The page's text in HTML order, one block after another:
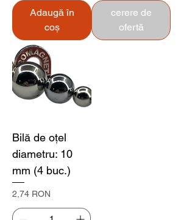
Adaugă în
coș
cerere de
ofertă
Bilă de oțel
diametru: 10
mm (4 buc.)
Preț
2,74 RON